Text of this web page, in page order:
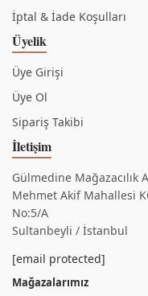
İptal & İade Koşulları
Üyelik
Üye Girişi
Üye Ol
Sipariş Takibi
İletişim
Gülmedine Mağazacılık
Mehmet Akif Mahallesi
No:5/A
Sultanbeyli / İstanbul
[email protected]
Mağazalarımız